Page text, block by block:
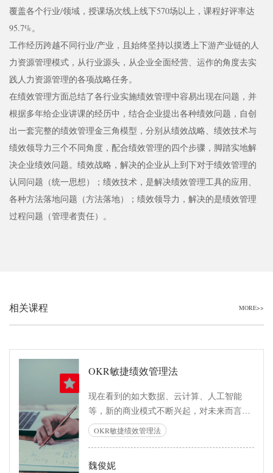
覆盖各个行业/领域，授课场次线上线下570场以上，课程好评率达
95.7%。
工作经历跨越不同行业/产业，且始终坚持以摸透上下游产业链的人
力资源管理模式，从行业源头，从企业全面经营、运作的角度去实
践人力资源管理的各项战略任务。
在绩效管理方面总结了各行业实施绩效管理中容易出现在问题，并
根据多年给企业讲课的经历中，结合企业提出各种绩效问题，自创
出一套完整的绩效管理金三角模型，分别从绩效战略、绩效技术与
绩效领导力三个不同角度，配合绩效管理的四个步骤，脚踏实地解
决企业绩效问题。绩效战略，解决的企业从上到下对于绩效管理的
认同问题（统一思想）；绩效技术，是解决绩效管理工具的应用、
各种方法落地问题（方法落地）；绩效领导力，解决的是绩效管理
过程问题（管理者责任）。
相关课程 MORE>>
OKR敏捷绩效管理法
现在看到的如大数据、云计算、人工智能
等，新的商业模式不断兴起，对未来而言，
这些都是冰山的一角，变化是持续的，而且
变化的速度也会越来越快。面对这样一个商
新的意义。 绩效管理在企业中的核心地位毋
OKR敏捷绩效管理法
魏俊妮